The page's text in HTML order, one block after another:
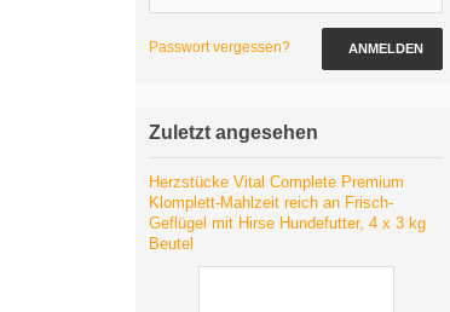
Passwort vergessen? ANMELDEN
Zuletzt angesehen
Herzstücke Vital Complete Premium
Klomplett-Mahlzeit reich an Frisch-
Geflügel mit Hirse Hundefutter, 4 x 3 kg
Beutel